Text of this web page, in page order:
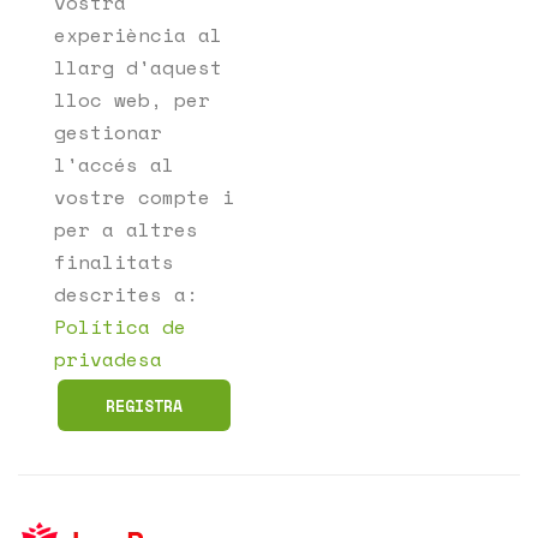
experiència al
llarg d'aquest
lloc web, per
gestionar
l'accés al
vostre compte i
per a altres
finalitats
descrites a:
Política de
privadesa
REGISTRA